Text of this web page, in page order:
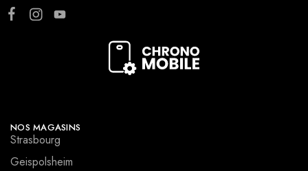
NOS MAGASINS
Strasbourg
Geispolsheim